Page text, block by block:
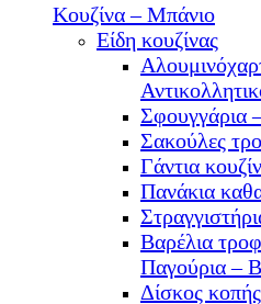
Κουζίνα – Μπάνιο
Είδη κουζίνας
Σφουγγάρια
Σακούλες
Γάντια
Πανάκια
Βαρέλια
Παγούρια –
Δίσκος κοπής